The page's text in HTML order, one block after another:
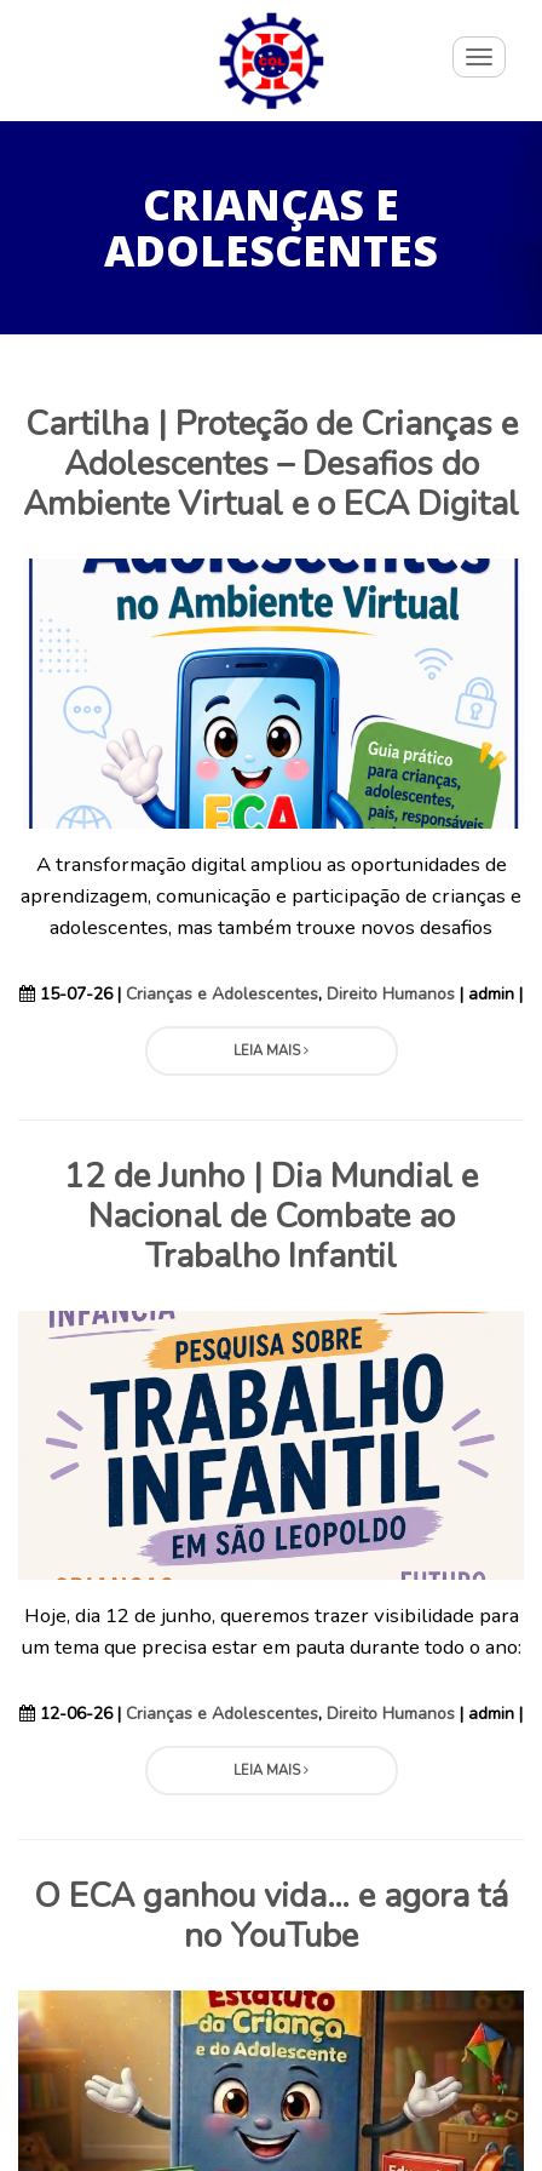
Toggle
CRIANÇAS E
ADOLESCENTES
Cartilha | Proteção de Crianças e
Adolescentes – Desafios do
Ambiente Virtual e o ECA Digital
A transformação digital ampliou as oportunidades de
aprendizagem, comunicação e participação de crianças e
adolescentes, mas também trouxe novos desafios
15-07-26 | Crianças e Adolescentes, Direito Humanos | admin |
LEIA MAIS
12 de Junho | Dia Mundial e
Nacional de Combate ao
Trabalho Infantil
Hoje, dia 12 de junho, queremos trazer visibilidade para
um tema que precisa estar em pauta durante todo o ano:
12-06-26 | Crianças e Adolescentes, Direito Humanos | admin |
LEIA MAIS
O ECA ganhou vida… e agora tá
no YouTube